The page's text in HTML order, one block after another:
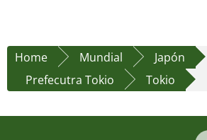
Home Mundial
Japón
Prefecutra Tokio
Tokio